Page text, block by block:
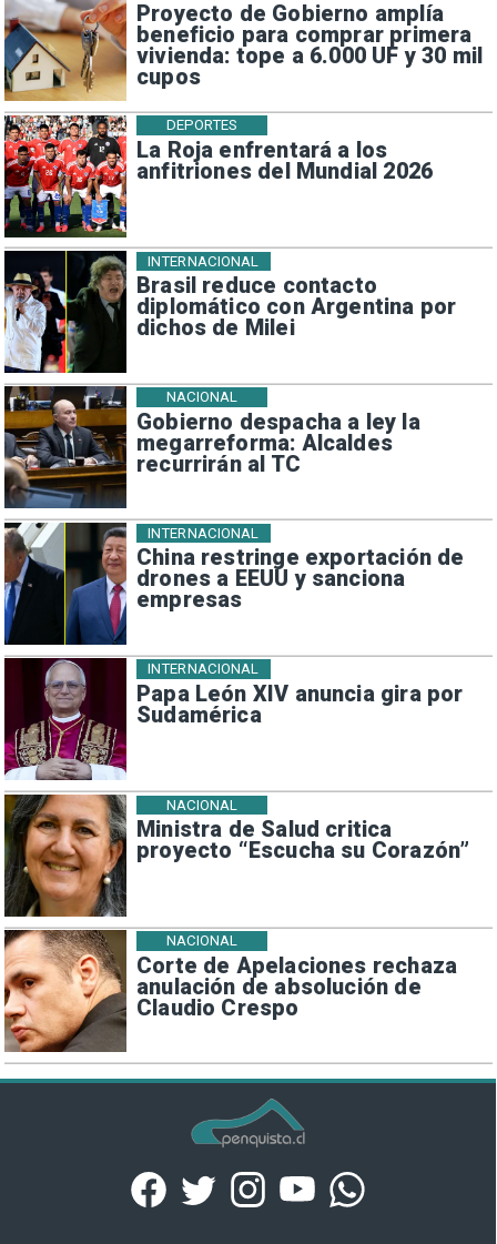
Proyecto de Gobierno amplía
beneficio para comprar primera
vivienda: tope a 6.000 UF y 30 mil
cupos
La Roja enfrentará a los
anfitriones del Mundial 2026
DEPORTES
Brasil reduce contacto
diplomático con Argentina por
dichos de Milei
INTERNACIONAL
Gobierno despacha a ley la
megarreforma: Alcaldes
recurrirán al TC
NACIONAL
China restringe exportación de
drones a EEUU y sanciona
empresas
INTERNACIONAL
Papa León XIV anuncia gira por
Sudamérica
INTERNACIONAL
Ministra de Salud critica
proyecto “Escucha su Corazón”
NACIONAL
Corte de Apelaciones rechaza
anulación de absolución de
Claudio Crespo
NACIONAL